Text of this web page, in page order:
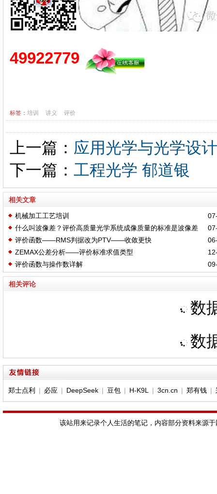
49922779
标签： 培训 讲义 评价
上一篇： 应用光学与光学设
下一篇： 工程光学 郁道银
相关文章
机械加工工艺培训
什么叫波像差？评价高质量光学系统成像质量的标准是波像差
小于四分之一波长
评价函数——RMS判据改为PTV——收敛更快
ZEMAX公差分析——评价标准求值类型
评价函数与操作数详解
相关评论
数
数
郑士点利 | 必应 | DeepSeek| 豆包| H-K9L | 3cn.cn | 郑有钱|
该站用来记录个人生活的笔记，内容部分资料来源